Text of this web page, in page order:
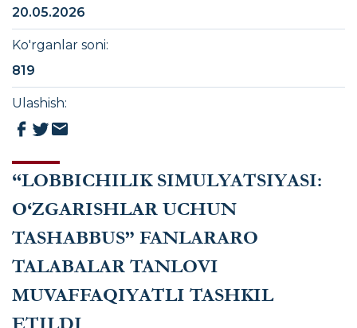
“LOBBICHILIK SIMULYATSIYASI:
O‘ZGARISHLAR UCHUN
TASHABBUS” FANLARARO
TALABALAR TANLOVI
MUVAFFAQIYATLI TASHKIL
20.05.2026
Ko'rganlar soni:
819
Ulashish: